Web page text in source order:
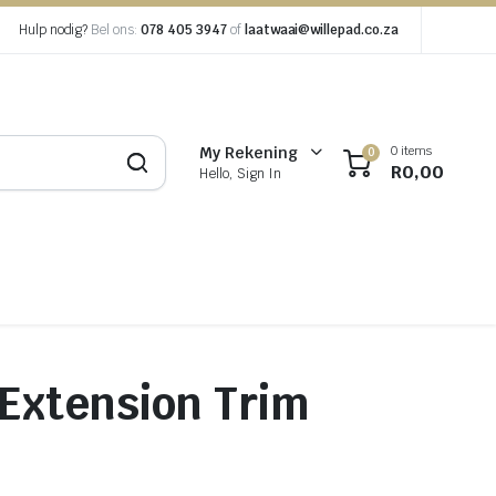
Hulp nodig? Bel ons: 078 405 3947 of laatwaai@willepad.co.za
My Rekening
Hello, Sign In
0 0 items
R0,00
Trim